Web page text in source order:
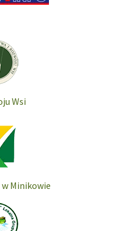
Wsi
Minikowie